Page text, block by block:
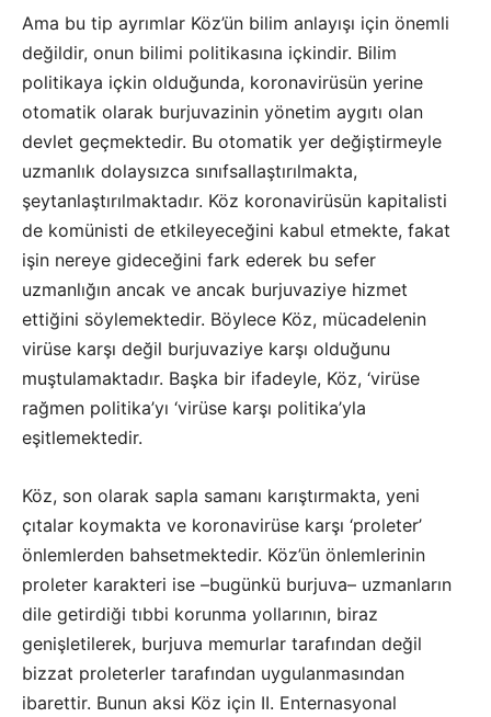
Ama bu tip ayrımlar Köz’ün bilim anlayışı için önemli
değildir, onun bilimi politikasına içkindir. Bilim
politikaya içkin olduğunda, koronavirüsün yerine
otomatik olarak burjuvazinin yönetim aygıtı olan
devlet geçmektedir. Bu otomatik yer değiştirmeyle
uzmanlık dolaysızca sınıfsallaştırılmakta,
şeytanlaştırılmaktadır. Köz koronavirüsün kapitalisti
de komünisti de etkileyeceğini kabul etmekte, fakat
işin nereye gideceğini fark ederek bu sefer
uzmanlığın ancak ve ancak burjuvaziye hizmet
ettiğini söylemektedir. Böylece Köz, mücadelenin
virüse karşı değil burjuvaziye karşı olduğunu
muştulamaktadır. Başka bir ifadeyle, Köz, ‘virüse
rağmen politika’yı ‘virüse karşı politika’yla
eşitlemektedir.
Köz, son olarak sapla samanı karıştırmakta, yeni
çıtalar koymakta ve koronavirüse karşı ‘proleter’
önlemlerden bahsetmektedir. Köz’ün önlemlerinin
proleter karakteri ise –bugünkü burjuva– uzmanların
dile getirdiği tıbbi korunma yollarının, biraz
genişletilerek, burjuva memurlar tarafından değil
bizzat proleterler tarafından uygulanmasından
ibarettir. Bunun aksi Köz için II. Enternasyonal